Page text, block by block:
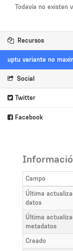
Todavía no existen
Recursos
uptu variante no
Social
Twitter
Facebook
Campo
Última
datos
Última
metadatos
Creado